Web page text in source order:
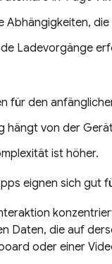
Abhängigkeiten,
Ladevorgänge
für den
hängt von der
ist höher.
eignen sich gut
Daten, die auf
oder einer